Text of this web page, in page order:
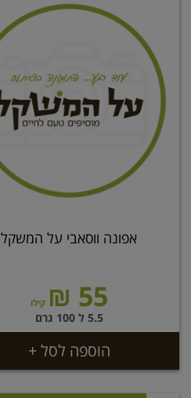
אפונה ווסאבי על המשקל
55 ₪ קילו
5.5 ל 100 גרם
הוספה לסל +